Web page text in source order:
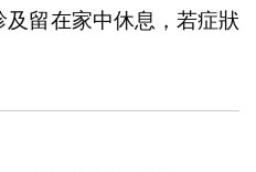
留在家中休息，若症狀